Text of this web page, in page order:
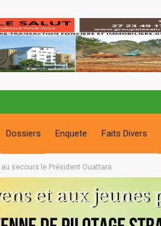
Dossiers Enquete Faits Divers
secours le Président Ouattara